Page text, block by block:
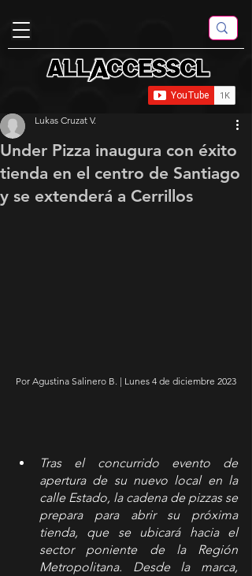
Under Pizza inaugura con éxito
tienda en el centro de Santiago
y se extenderá a Cerrillos
Lukas Cruzat V.
Por Agustina Salinero B. | Lunes 4 de diciembre 2023
Tras el concurrido evento de
apertura de su nuevo local en la
calle Estado, la cadena de pizzas se
prepara para abrir su próxima
tienda, que se ubicará hacia el
sector poniente de la Región
Metropolitana. Desde la marca,